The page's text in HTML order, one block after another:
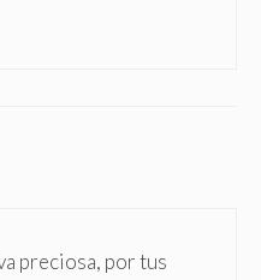
preciosa, por tus